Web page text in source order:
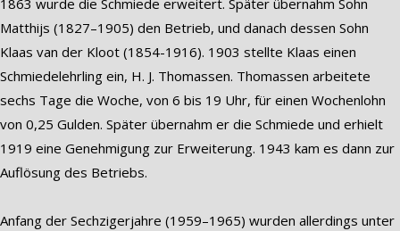
1863 wurde die Schmiede erweitert. Später übernahm Sohn
Matthijs (1827–1905) den Betrieb, und danach dessen Sohn
Klaas van der Kloot (1854-1916). 1903 stellte Klaas einen
Schmiedelehrling ein, H. J. Thomassen. Thomassen arbeitete
sechs Tage die Woche, von 6 bis 19 Uhr, für einen Wochenlohn
von 0,25 Gulden. Später übernahm er die Schmiede und erhielt
1919 eine Genehmigung zur Erweiterung. 1943 kam es dann zur
Auflösung des Betriebs.
Anfang der Sechzigerjahre (1959–1965) wurden allerdings unter